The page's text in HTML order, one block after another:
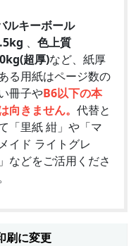
ルキーボール
、 色上質
超厚)など、紙厚
る用紙はページ数の
冊子やB6以下の本
向きません。 代替と
「里紙 紺」や「マ
イド ライトグレ
などをご活用くださ
刷に変更